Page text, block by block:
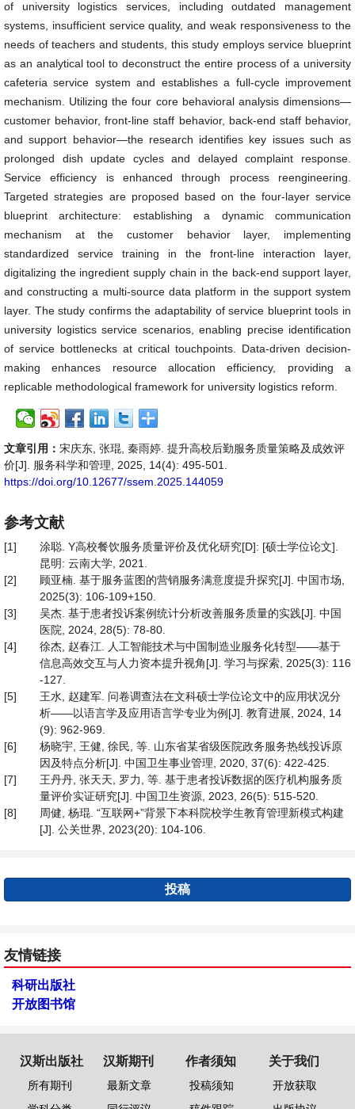
of university logistics services, including outdated management
systems, insufficient service quality, and weak responsiveness to the
needs of teachers and students, this study employs service blueprint
as an analytical tool to deconstruct the entire process of a university
cafeteria service system and establishes a full-cycle improvement
mechanism. Utilizing the four core behavioral analysis dimensions—
customer behavior, front-line staff behavior, back-end staff behavior,
and support behavior—the research identifies key issues such as
prolonged dish update cycles and delayed complaint response.
Service efficiency is enhanced through process reengineering.
Targeted strategies are proposed based on the four-layer service
blueprint architecture: establishing a dynamic communication
mechanism at the customer behavior layer, implementing
standardized service training in the front-line interaction layer,
digitalizing the ingredient supply chain in the back-end support layer,
and constructing a multi-source data platform in the support system
layer. The study confirms the adaptability of service blueprint tools in
university logistics service scenarios, enabling precise identification
of service bottlenecks at critical touchpoints. Data-driven decision-
making enhances resource allocation efficiency, providing a
replicable methodological framework for university logistics reform.
文章引用： 宋庆东, 张琨, 秦雨婷. 提升高校后勤服务质量策略及成效评
价[J]. 服务科学和管理, 2025, 14(4): 495-501.
https://doi.org/10.12677/ssem.2025.144059
参考文献
[1]
涂聪. Y高校餐饮服务质量评价及优化研究[D]: [硕士学位论文].
昆明: 云南大学, 2021.
[2]
顾亚楠. 基于服务蓝图的营销服务满意度提升探究[J]. 中国市场,
2025(3): 106-109+150.
[3]
吴杰. 基于患者投诉案例统计分析改善服务质量的实践[J]. 中国
医院, 2024, 28(5): 78-80.
[4]
徐杰, 赵春江. 人工智能技术与中国制造业服务化转型——基于
信息高效交互与人力资本提升视角[J]. 学习与探索, 2025(3): 116
-127.
[5]
王水, 赵建军. 问卷调查法在文科硕士学位论文中的应用状况分
析——以语言学及应用语言学专业为例[J]. 教育进展, 2024, 14
(9): 962-969.
[6]
杨晓宇, 王健, 徐民, 等. 山东省某省级医院政务服务热线投诉原
因及特点分析[J]. 中国卫生事业管理, 2020, 37(6): 422-425.
[7]
王丹丹, 张天天, 罗力, 等. 基于患者投诉数据的医疗机构服务质
量评价实证研究[J]. 中国卫生资源, 2023, 26(5): 515-520.
[8]
周健, 杨琨. “互联网+”背景下本科院校学生教育管理新模式构建
[J]. 公关世界, 2023(20): 104-106.
投稿
友情链接
科研出版社
开放图书馆
汉斯出版社
所有期刊
汉斯期刊
最新文章
作者须知
投稿须知
关于我们
开放获取